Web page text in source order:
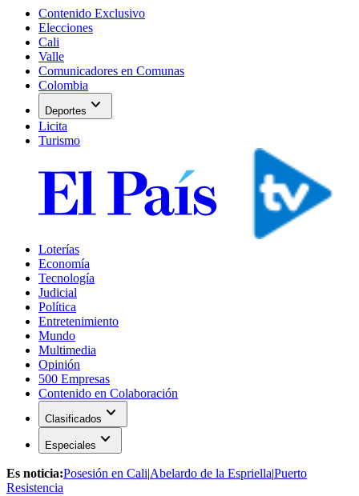
Contenido Exclusivo
Elecciones
Cali
Valle
Comunicadores en Comunas
Colombia
Deportes expand_more
Licita
Turismo
Loterías
Economía
Tecnología
Judicial
Política
Entretenimiento
Mundo
Multimedia
Opinión
500 Empresas
Contenido en Colaboración
Clasificados expand_more
Especiales expand_more
Es noticia:Posesión en Cali|Abelardo de la Espriella|Puerto
Resistencia